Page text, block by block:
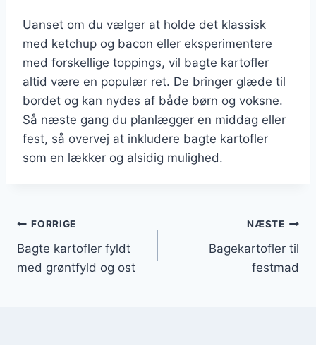
Uanset om du vælger at holde det klassisk
med ketchup og bacon eller eksperimentere
med forskellige toppings, vil bagte kartofler
altid være en populær ret. De bringer glæde til
bordet og kan nydes af både børn og voksne.
Så næste gang du planlægger en middag eller
fest, så overvej at inkludere bagte kartofler
som en lækker og alsidig mulighed.
Indlægsnavigation
FORRIGE
Bagte kartofler fyldt
med grøntfyld og ost
NÆSTE
Bagekartofler til
festmad